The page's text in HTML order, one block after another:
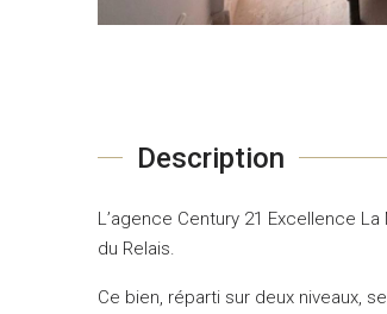
Description
L’agence Century 21 Excellence
du Relais.
Ce bien, réparti sur deux niveaux,